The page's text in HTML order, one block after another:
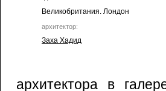
Великобритания. Лондон
архитектор:
Заха Хадид
архитектора в